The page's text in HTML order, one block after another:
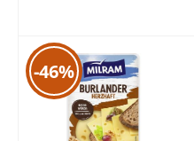
-46%